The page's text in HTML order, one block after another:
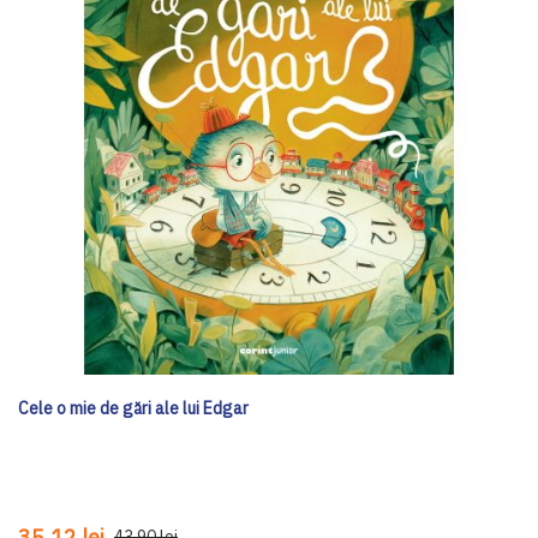
Cele o mie de gări ale lui Edgar